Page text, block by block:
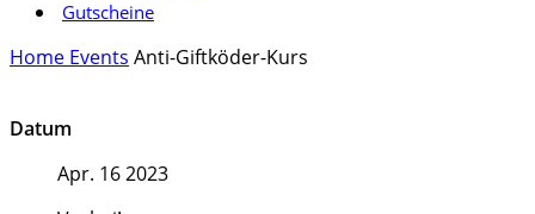
Gutscheine
Home Events Anti-Giftköder-Kurs
Datum
Apr. 16 2023